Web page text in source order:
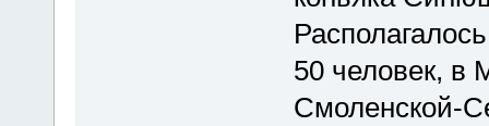
50 человек, в
Смоленской-